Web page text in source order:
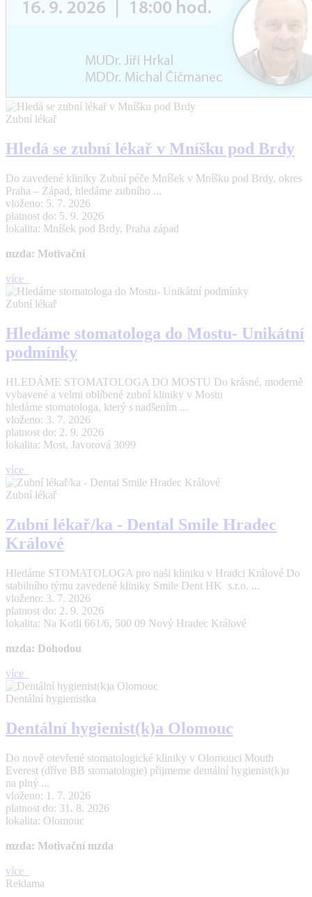
Zubní lékař
Hledá se zubní lékař v Mníšku pod Brdy
Do zavedené kliniky Zubní péče Mníšek v Mníšku pod Brdy, okres
Praha – Západ, hledáme zubního ...
vloženo: 5. 7. 2026
platnost do: 5. 9. 2026
lokalita: Mníšek pod Brdy, Praha západ
mzda: Motivační
více
Zubní lékař
Hledáme stomatologa do Mostu- Unikátní
podmínky
HLEDÁME STOMATOLOGA DO MOSTU Do krásné, moderně
vybavené a velmi oblíbené zubní kliniky v Mostu
hledáme stomatologa, který s nadšením ...
vloženo: 3. 7. 2026
platnost do: 2. 9. 2026
lokalita: Most, Javorová 3099
více
Zubní lékař
Zubní lékař/ka - Dental Smile Hradec
Králové
Hledáme STOMATOLOGA pro naši kliniku v Hradci Králové Do
stabilního týmu zavedené kliniky Smile Dent HK s.r.o. ...
vloženo: 3. 7. 2026
platnost do: 2. 9. 2026
lokalita: Na Kotli 661/6, 500 09 Nový Hradec Králové
mzda: Dohodou
více
Dentální hygienistka
Dentální hygienist(k)a Olomouc
Do nově otevřené stomatologické kliniky v Olomouci Mouth
Everest (dříve BB stomatologie) přijmeme dentální hygienist(k)u
na plný ...
vloženo: 1. 7. 2026
platnost do: 31. 8. 2026
lokalita: Olomouc
mzda: Motivační mzda
více
Reklama